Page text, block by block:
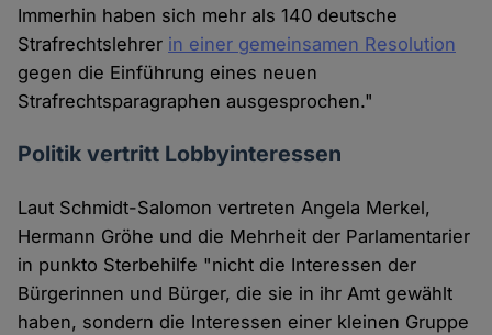
Immerhin haben sich mehr als 140 deutsche
Strafrechtslehrer in einer gemeinsamen Resolution
gegen die Einführung eines neuen
Strafrechtsparagraphen ausgesprochen."
Politik vertritt Lobbyinteressen
Laut Schmidt-Salomon vertreten Angela Merkel,
Hermann Gröhe und die Mehrheit der Parlamentarier
in punkto Sterbehilfe "nicht die Interessen der
Bürgerinnen und Bürger, die sie in ihr Amt gewählt
haben, sondern die Interessen einer kleinen Gruppe